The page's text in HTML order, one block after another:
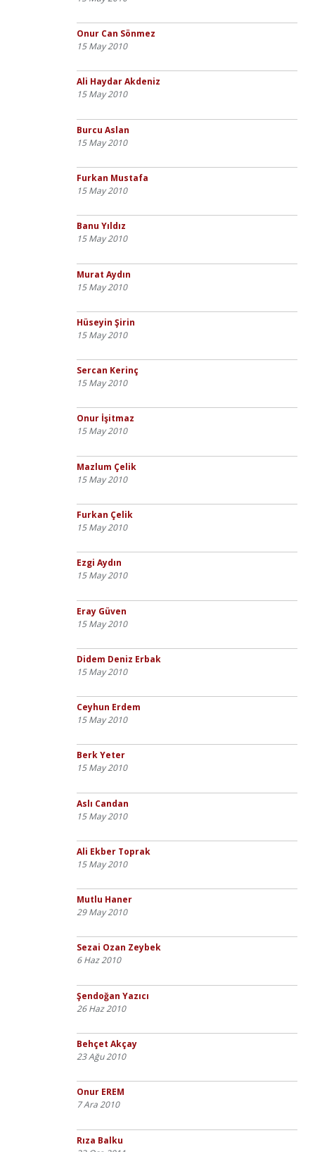
Onur Can Sönmez
15 May 2010
Ali Haydar Akdeniz
15 May 2010
Burcu Aslan
15 May 2010
Furkan Mustafa
15 May 2010
Banu Yıldız
15 May 2010
Murat Aydın
15 May 2010
Hüseyin Şirin
15 May 2010
Sercan Kerinç
15 May 2010
Onur İşitmaz
15 May 2010
Mazlum Çelik
15 May 2010
Furkan Çelik
15 May 2010
Ezgi Aydın
15 May 2010
Eray Güven
15 May 2010
Didem Deniz Erbak
15 May 2010
Ceyhun Erdem
15 May 2010
Berk Yeter
15 May 2010
Aslı Candan
15 May 2010
Ali Ekber Toprak
15 May 2010
Mutlu Haner
29 May 2010
Sezai Ozan Zeybek
6 Haz 2010
Şendoğan Yazıcı
26 Haz 2010
Behçet Akçay
23 Ağu 2010
Onur EREM
7 Ara 2010
Rıza Balku